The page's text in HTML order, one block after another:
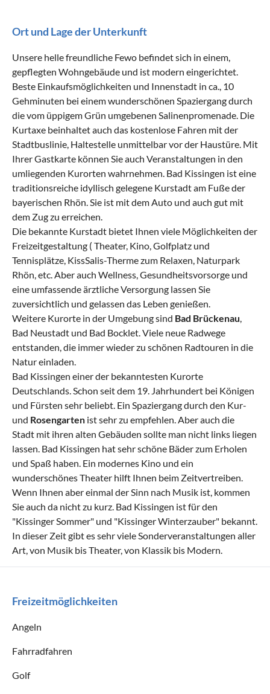
Ort und Lage der Unterkunft
Unsere helle freundliche Fewo befindet sich in einem,
gepflegten Wohngebäude und ist modern eingerichtet.
Beste Einkaufsmöglichkeiten und Innenstadt in ca., 10
Gehminuten bei einem wunderschönen Spaziergang durch
die vom üppigem Grün umgebenen Salinenpromenade. Die
Kurtaxe beinhaltet auch das kostenlose Fahren mit der
Stadtbuslinie, Haltestelle unmittelbar vor der Haustüre. Mit
Ihrer Gastkarte können Sie auch Veranstaltungen in den
umliegenden Kurorten wahrnehmen. Bad Kissingen ist eine
traditionsreiche idyllisch gelegene Kurstadt am Fuße der
bayerischen Rhön. Sie ist mit dem Auto und auch gut mit
dem Zug zu erreichen.
Die bekannte Kurstadt bietet Ihnen viele Möglichkeiten der
Freizeitgestaltung ( Theater, Kino, Golfplatz und
Tennisplätze, KissSalis-Therme zum Relaxen, Naturpark
Rhön, etc. Aber auch Wellness, Gesundheitsvorsorge und
eine umfassende ärztliche Versorgung lassen Sie
zuversichtlich und gelassen das Leben genießen.
Weitere Kurorte in der Umgebung sind Bad Brückenau
Bad Neustadt und Bad Bocklet. Viele neue Radwege
entstanden, die immer wieder zu schönen Radtouren in die
Natur einladen.
Bad Kissingen einer der bekanntesten Kurorte
Deutschlands. Schon seit dem 19. Jahrhundert bei Königen
und Fürsten sehr beliebt. Ein Spaziergang durch den Kur-
und Rosengarten ist sehr zu empfehlen. Aber auch die
Stadt mit ihren alten Gebäuden sollte man nicht links liegen
lassen. Bad Kissingen hat sehr schöne Bäder zum Erholen
und Spaß haben. Ein modernes Kino und ein
wunderschönes Theater hilft Ihnen beim Zeitvertreiben.
Wenn Ihnen aber einmal der Sinn nach Musik ist, kommen
Sie auch da nicht zu kurz. Bad Kissingen ist für den
"Kissinger Sommer" und "Kissinger Winterzauber" bekannt.
In dieser Zeit gibt es sehr viele Sonderveranstaltungen aller
Art, von Musik bis Theater, von Klassik bis Modern.
Freizeitmöglichkeiten
Angeln
Fahrradfahren
Golf